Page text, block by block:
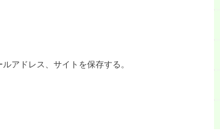
アドレス、サイトを保存する。